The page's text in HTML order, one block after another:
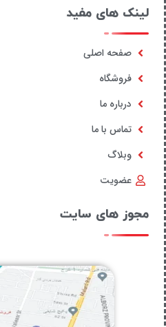
لینک های مفید
صفحه اصلی
فروشگاه
درباره ما
تماس با ما
وبلاگ
عضویت
مجوز های سایت